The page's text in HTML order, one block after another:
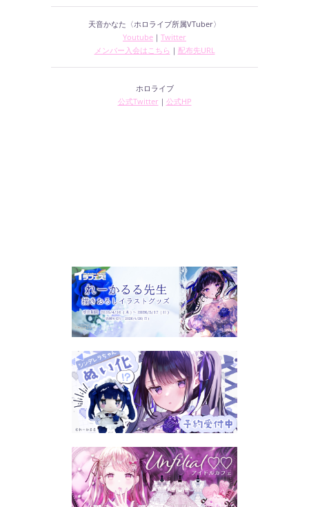
天音かなた〈ホロライブ所属VTuber〉
Youtube ｜ Twitter
メンバー入会はこちら ｜ 配布先URL
ホロライブ
公式Twitter ｜ 公式HP